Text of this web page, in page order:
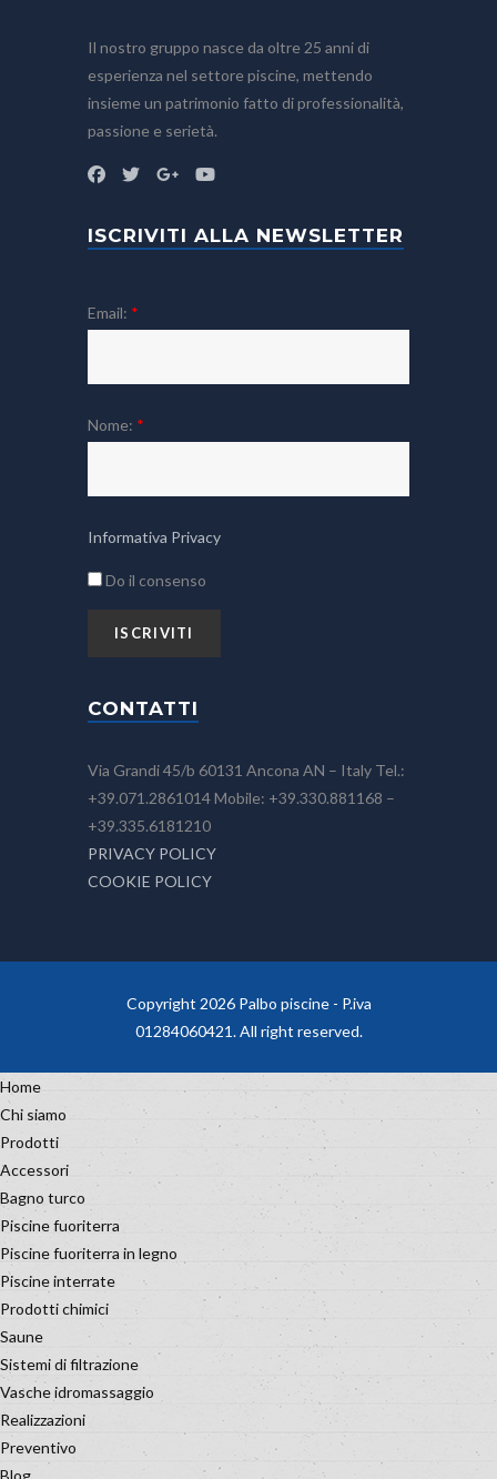
Il nostro gruppo nasce da oltre 25 anni di
esperienza nel settore piscine, mettendo
insieme un patrimonio fatto di professionalità,
passione e serietà.
ISCRIVITI ALLA NEWSLETTER
Email: *
Nome: *
Informativa Privacy
Do il consenso
CONTATTI
Via Grandi 45/b 60131 Ancona AN – Italy Tel.:
+39.071.2861014 Mobile: +39.330.881168 –
+39.335.6181210
PRIVACY POLICY
COOKIE POLICY
Copyright 2026 Palbo piscine - P.iva
01284060421. All right reserved.
Home
Chi siamo
Prodotti
Accessori
Bagno turco
Piscine fuoriterra
Piscine fuoriterra in legno
Piscine interrate
Prodotti chimici
Saune
Sistemi di filtrazione
Vasche idromassaggio
Realizzazioni
Preventivo